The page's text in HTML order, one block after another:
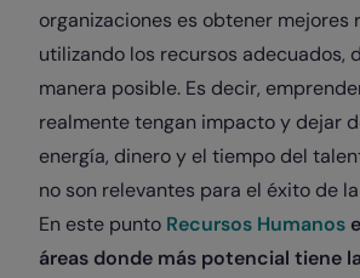
organizaciones es obtener mejores
utilizando los recursos adecuados,
manera posible. Es decir,
realmente tengan impacto y dejar
energía, dinero y el tiempo del
no son relevantes para el éxito de
En este punto Recursos Humanos
áreas donde más potencial tiene